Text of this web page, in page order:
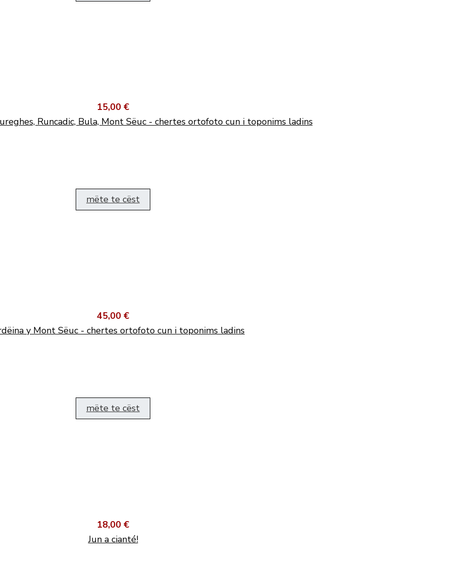
15,00 €
Runcadic, Bula, Mont Sëuc - chertes ortofoto cun i toponims ladins
mëte te cëst
45,00 €
y Mont Sëuc - chertes ortofoto cun i toponims ladins
mëte te cëst
18,00 €
Jun a cianté!